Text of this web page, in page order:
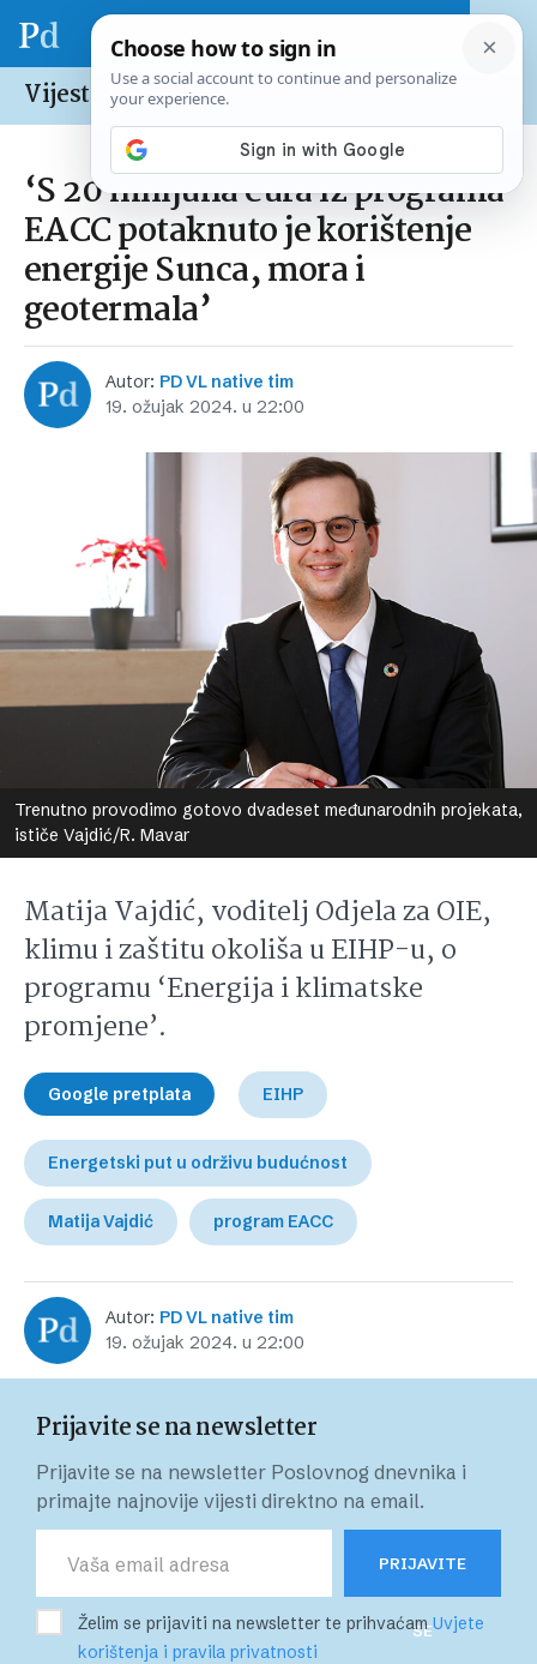
Vijesti /Hrvatska
‘S 20 milijuna eura iz programa
EACC potaknuto je korištenje
energije Sunca, mora i
geotermala’
Autor: PD VL native tim
19. ožujak 2024. u 22:00
Trenutno provodimo gotovo dvadeset međunarodnih projekata,
ističe Vajdić/R. Mavar
Matija Vajdić, voditelj Odjela za OIE,
klimu i zaštitu okoliša u EIHP-u, o
programu ‘Energija i klimatske
promjene’.
Google pretplata EIHP
Energetski put u održivu budućnost
Matija Vajdić program EACC
Autor: PD VL native tim
19. ožujak 2024. u 22:00
Prijavite se na newsletter
Prijavite se na newsletter Poslovnog dnevnika i
primajte najnovije vijesti direktno na email.
PRIJAVITE
SE
Želim se prijaviti na newsletter te prihvaćamUvjete
korištenja i pravila privatnosti